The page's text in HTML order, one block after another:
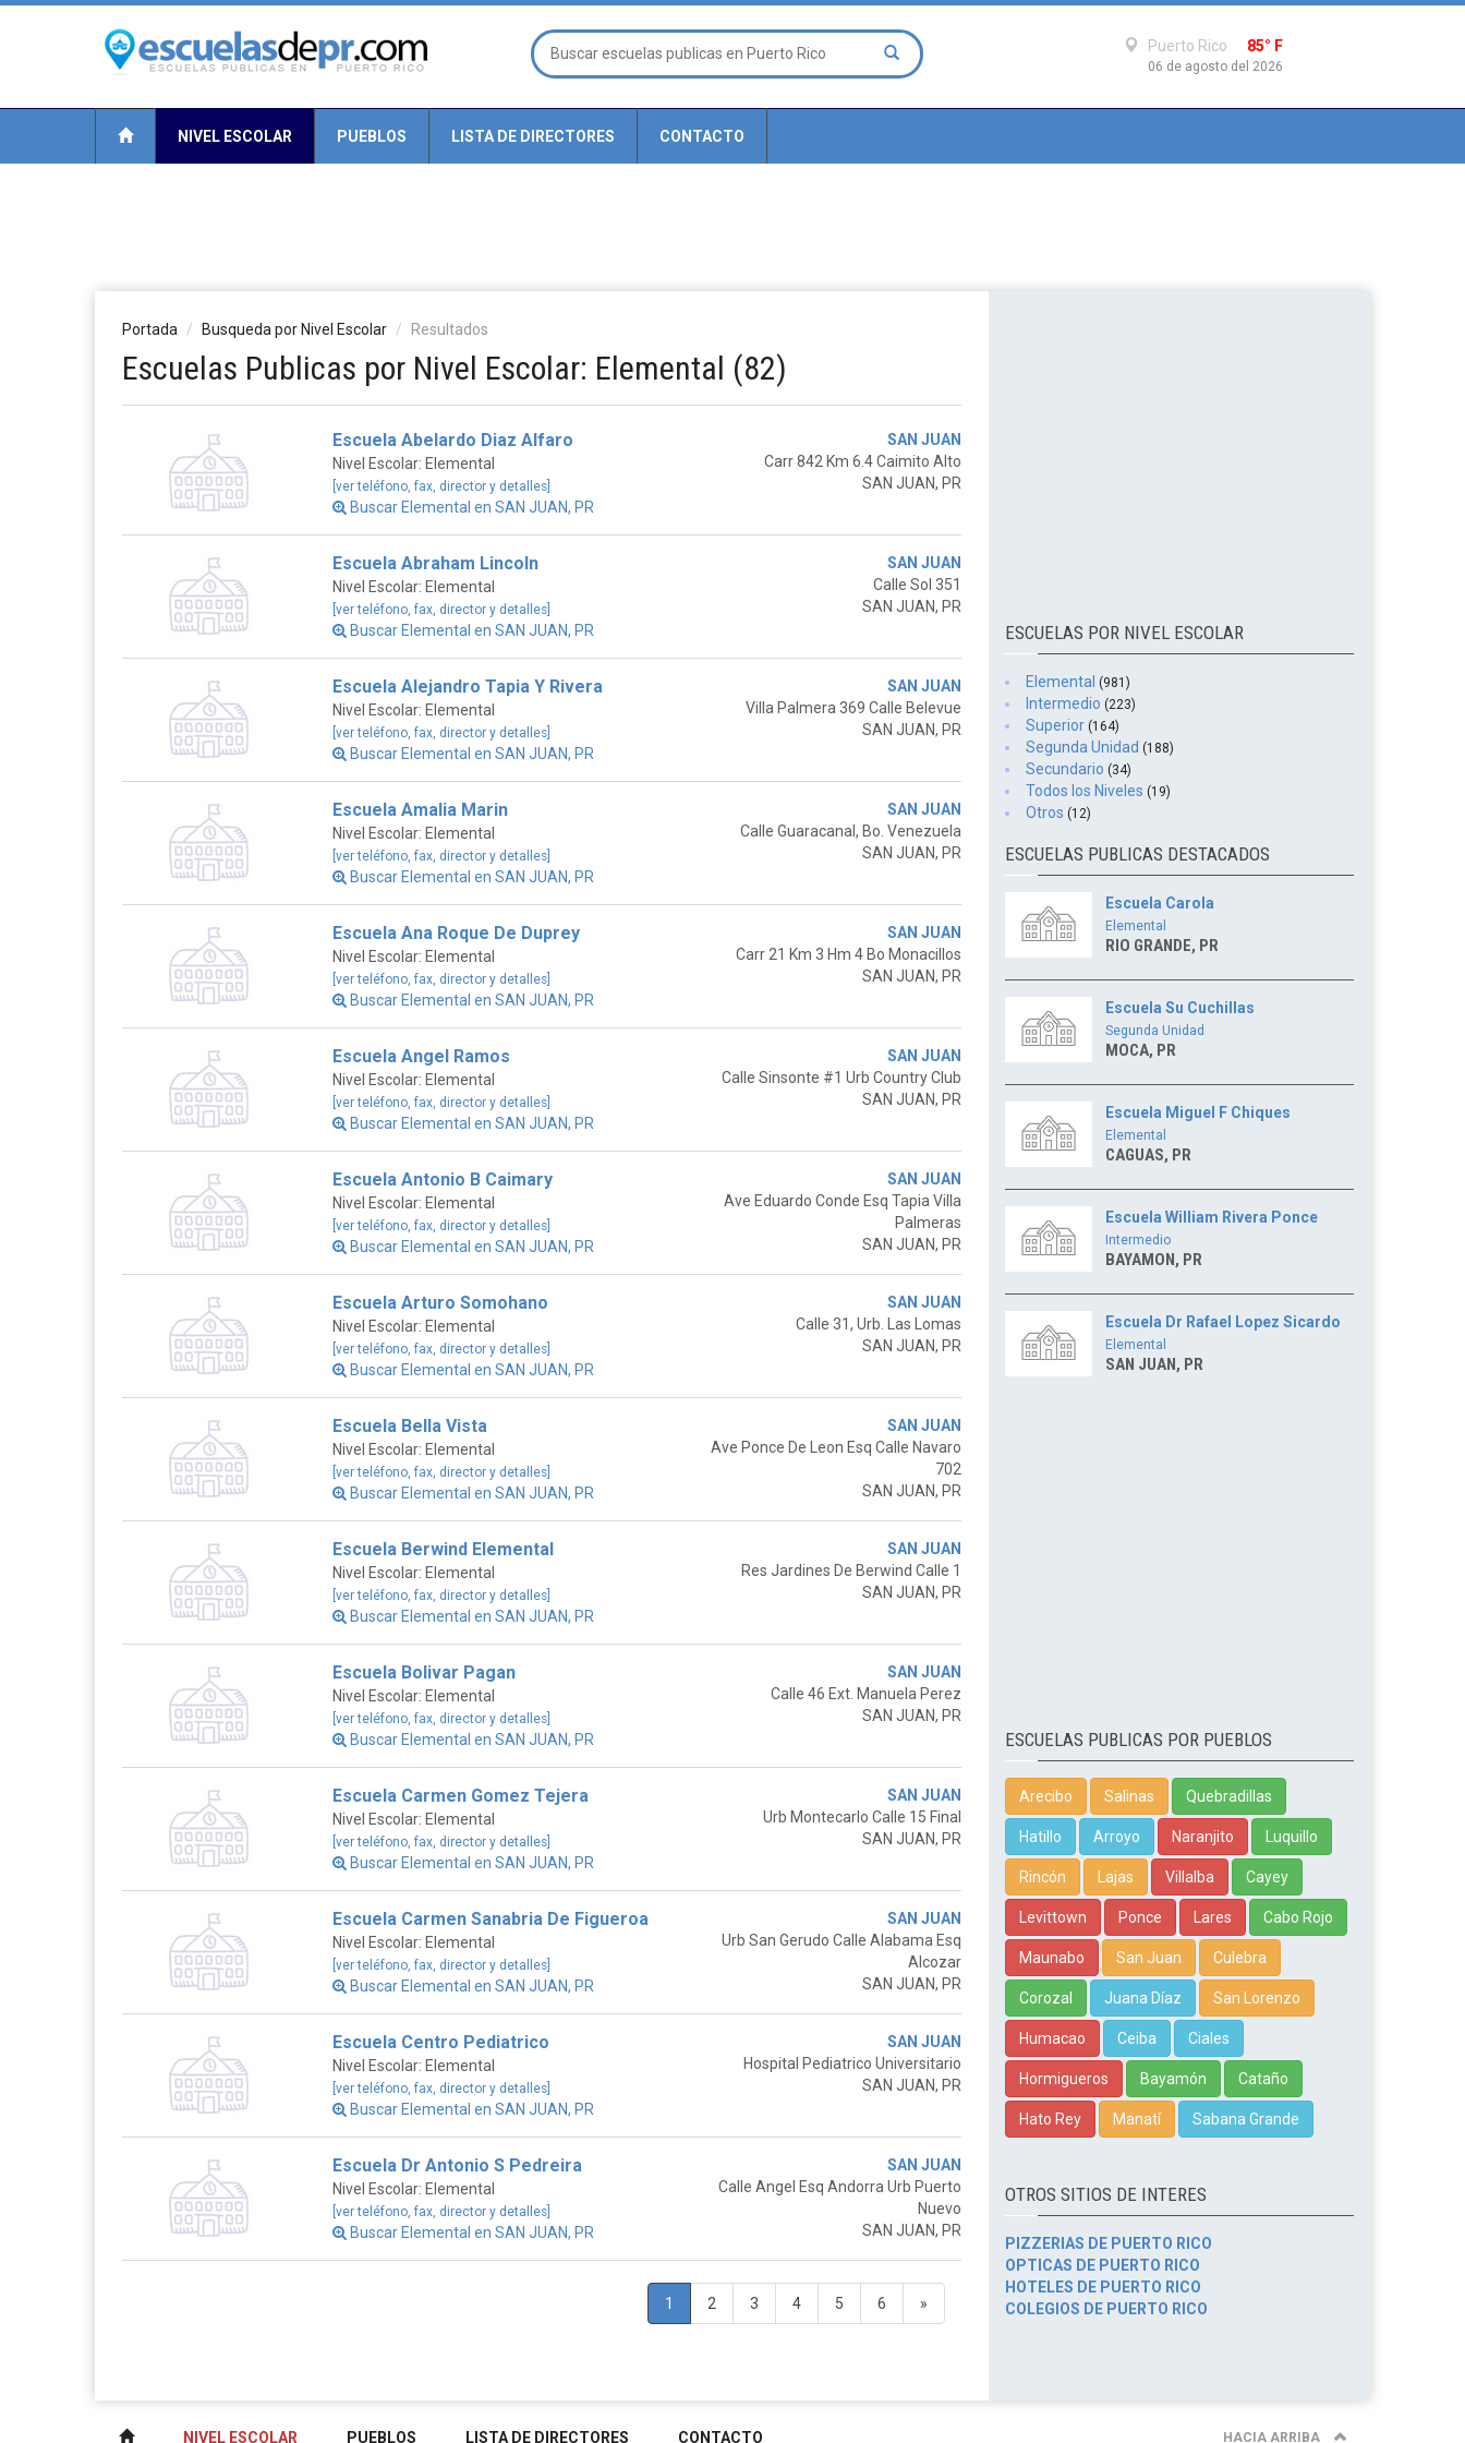
Puerto Rico 85° F
06 de agosto del 2026
NIVEL ESCOLAR PUEBLOS LISTA DE DIRECTORES CONTACTO
Portada Busqueda por Nivel Escolar Resultados
Escuelas Publicas por Nivel Escolar: Elemental (82)
Escuela Abelardo Diaz Alfaro
Nivel Escolar: Elemental
[ver teléfono, fax, director y detalles]
Buscar Elemental en SAN JUAN, PR
SAN JUAN
Carr 842 Km 6.4 Caimito Alto
SAN JUAN, PR
Escuela Abraham Lincoln
Nivel Escolar: Elemental
[ver teléfono, fax, director y detalles]
Buscar Elemental en SAN JUAN, PR
SAN JUAN
Calle Sol 351
SAN JUAN, PR
Escuela Alejandro Tapia Y Rivera
Nivel Escolar: Elemental
[ver teléfono, fax, director y detalles]
Buscar Elemental en SAN JUAN, PR
SAN JUAN
Villa Palmera 369 Calle Belevue
SAN JUAN, PR
Escuela Amalia Marin
Nivel Escolar: Elemental
[ver teléfono, fax, director y detalles]
Buscar Elemental en SAN JUAN, PR
SAN JUAN
Calle Guaracanal, Bo. Venezuela
SAN JUAN, PR
Escuela Ana Roque De Duprey
Nivel Escolar: Elemental
[ver teléfono, fax, director y detalles]
Buscar Elemental en SAN JUAN, PR
SAN JUAN
Carr 21 Km 3 Hm 4 Bo Monacillos
SAN JUAN, PR
Escuela Angel Ramos
Nivel Escolar: Elemental
[ver teléfono, fax, director y detalles]
Buscar Elemental en SAN JUAN, PR
SAN JUAN
Calle Sinsonte #1 Urb Country Club
SAN JUAN, PR
Escuela Antonio B Caimary
Nivel Escolar: Elemental
[ver teléfono, fax, director y detalles]
Buscar Elemental en SAN JUAN, PR
SAN JUAN
Ave Eduardo Conde Esq Tapia Villa
Palmeras
SAN JUAN, PR
Escuela Arturo Somohano
Nivel Escolar: Elemental
[ver teléfono, fax, director y detalles]
Buscar Elemental en SAN JUAN, PR
SAN JUAN
Calle 31, Urb. Las Lomas
SAN JUAN, PR
Escuela Bella Vista
Nivel Escolar: Elemental
[ver teléfono, fax, director y detalles]
Buscar Elemental en SAN JUAN, PR
SAN JUAN
Ave Ponce De Leon Esq Calle Navaro
702
SAN JUAN, PR
Escuela Berwind Elemental
Nivel Escolar: Elemental
[ver teléfono, fax, director y detalles]
Buscar Elemental en SAN JUAN, PR
SAN JUAN
Res Jardines De Berwind Calle 1
SAN JUAN, PR
Escuela Bolivar Pagan
Nivel Escolar: Elemental
[ver teléfono, fax, director y detalles]
Buscar Elemental en SAN JUAN, PR
SAN JUAN
Calle 46 Ext. Manuela Perez
SAN JUAN, PR
Escuela Carmen Gomez Tejera
Nivel Escolar: Elemental
[ver teléfono, fax, director y detalles]
Buscar Elemental en SAN JUAN, PR
SAN JUAN
Urb Montecarlo Calle 15 Final
SAN JUAN, PR
Escuela Carmen Sanabria De Figueroa
Nivel Escolar: Elemental
[ver teléfono, fax, director y detalles]
Buscar Elemental en SAN JUAN, PR
SAN JUAN
Urb San Gerudo Calle Alabama Esq
Alcozar
SAN JUAN, PR
Escuela Centro Pediatrico
Nivel Escolar: Elemental
[ver teléfono, fax, director y detalles]
Buscar Elemental en SAN JUAN, PR
SAN JUAN
Hospital Pediatrico Universitario
SAN JUAN, PR
Escuela Dr Antonio S Pedreira
Nivel Escolar: Elemental
[ver teléfono, fax, director y detalles]
Buscar Elemental en SAN JUAN, PR
SAN JUAN
Calle Angel Esq Andorra Urb Puerto
Nuevo
SAN JUAN, PR
1 2 3 4 5 6 »
ESCUELAS POR NIVEL ESCOLAR
Elemental (981)
Intermedio (223)
Superior (164)
Segunda Unidad (188)
Secundario (34)
Todos los Niveles (19)
Otros (12)
ESCUELAS PUBLICAS DESTACADOS
Escuela Carola
Elemental
RIO GRANDE, PR
Escuela Su Cuchillas
Segunda Unidad
MOCA, PR
Escuela Miguel F Chiques
Elemental
CAGUAS, PR
Escuela William Rivera Ponce
Intermedio
BAYAMON, PR
Escuela Dr Rafael Lopez Sicardo
Elemental
SAN JUAN, PR
ESCUELAS PUBLICAS POR PUEBLOS
Arecibo Salinas Quebradillas
Hatillo Arroyo Naranjito Luquillo
Rincón Lajas Villalba Cayey
Levittown Ponce Lares Cabo Rojo
Maunabo San Juan Culebra
Corozal Juana Díaz San Lorenzo
Humacao Ceiba Ciales
Hormigueros Bayamón Cataño
Hato Rey Manatí Sabana Grande
OTROS SITIOS DE INTERES
PIZZERIAS DE PUERTO RICO
OPTICAS DE PUERTO RICO
HOTELES DE PUERTO RICO
COLEGIOS DE PUERTO RICO
NIVEL ESCOLAR PUEBLOS LISTA DE DIRECTORES CONTACTO HACIA ARRIBA